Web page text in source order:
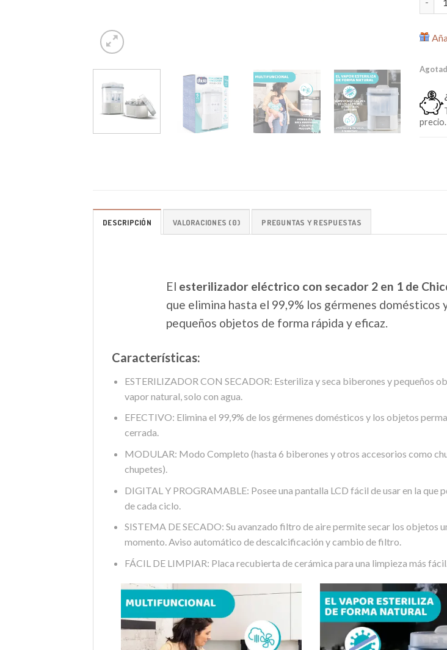
precio.
DESCRIPCIÓN VALORACIONES (0) PREGUNTAS Y RESPUESTAS
El esterilizador eléctrico con secador 2 en 1 de
que elimina hasta el 99,9% los gérmenes domésticos
pequeños objetos de forma rápida y eficaz.
Características:
ESTERILIZADOR CON SECADOR: Esteriliza y seca biberones y pequeños
vapor natural, solo con agua.
EFECTIVO: Elimina el 99,9% de los gérmenes domésticos y los objetos
cerrada.
MODULAR: Modo Completo (hasta 6 biberones y otros accesorios como
chupetes).
DIGITAL Y PROGRAMABLE: Posee una pantalla LCD fácil de usar en la que
de cada ciclo.
SISTEMA DE SECADO: Su avanzado filtro de aire permite secar los objetos
momento. Aviso automático de descalcificación y cambio de filtro.
FÁCIL DE LIMPIAR: Placa recubierta de cerámica para una limpieza más fácil.